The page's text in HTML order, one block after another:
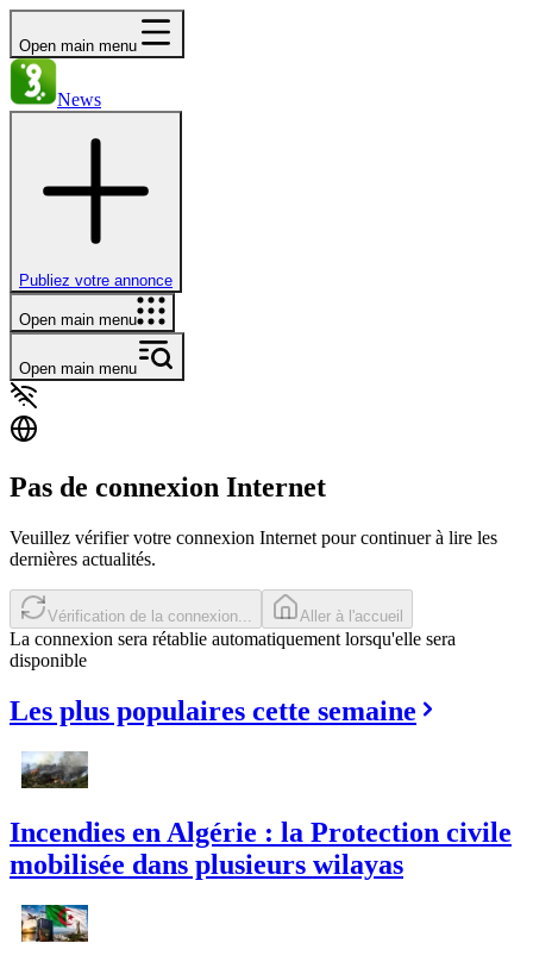
Open main menu
News
Publiez votre annonce
Open main menu
Open main menu
Pas de connexion Internet
Veuillez vérifier votre connexion Internet pour continuer à lire les
dernières actualités.
Réessayer Aller à l'accueil
La connexion sera rétablie automatiquement lorsqu'elle sera
disponible
Les plus populaires cette semaine
Incendies en Algérie : la Protection civile
mobilisée dans plusieurs wilayas